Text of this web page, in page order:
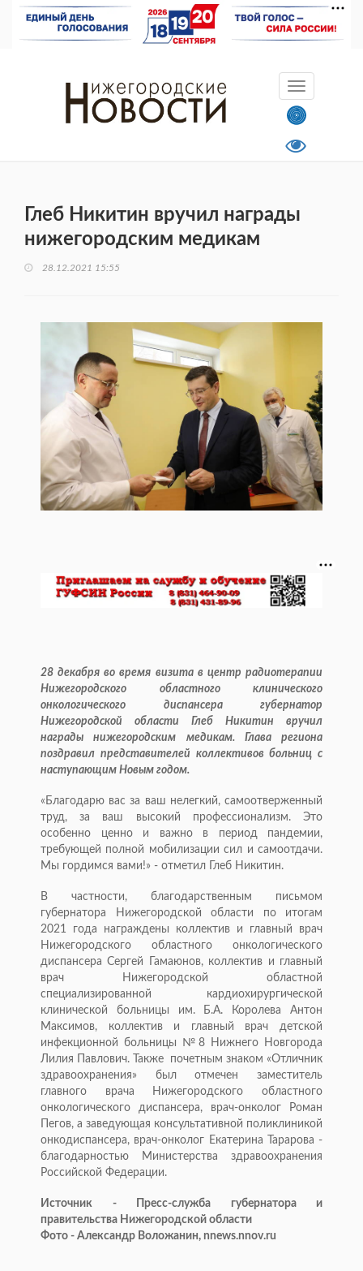
Глеб Никитин вручил награды
нижегородским медикам
28.12.2021 15:55
28 декабря во время визита в центр радиотерапии
Нижегородского областного клинического
онкологического диспансера губернатор
Нижегородской области Глеб Никитин вручил
награды нижегородским медикам. Глава региона
поздравил представителей коллективов больниц с
наступающим Новым годом.
«Благодарю вас за ваш нелегкий, самоотверженный
труд, за ваш высокий профессионализм. Это
особенно ценно и важно в период пандемии,
требующей полной мобилизации сил и самоотдачи.
Мы гордимся вами!» - отметил Глеб Никитин.
В частности, благодарственным письмом
губернатора Нижегородской области по итогам
2021 года награждены коллектив и главный врач
Нижегородского областного онкологического
диспансера Сергей Гамаюнов, коллектив и главный
врач Нижегородской областной
специализированной кардиохирургической
клинической больницы им. Б.А. Королева Антон
Максимов, коллектив и главный врач детской
инфекционной больницы №8 Нижнего Новгорода
Лилия Павлович. Также почетным знаком «Отличник
здравоохранения» был отмечен заместитель
главного врача Нижегородского областного
онкологического диспансера, врач-онколог Роман
Пегов, а заведующая консультативной поликлиникой
онкодиспансера, врач-онколог Екатерина Тарарова -
благодарностью Министерства здравоохранения
Российской Федерации.
Источник - Пресс-служба губернатора и
правительства Нижегородской области
Фото - Александр Воложанин, nnews.nnov.ru